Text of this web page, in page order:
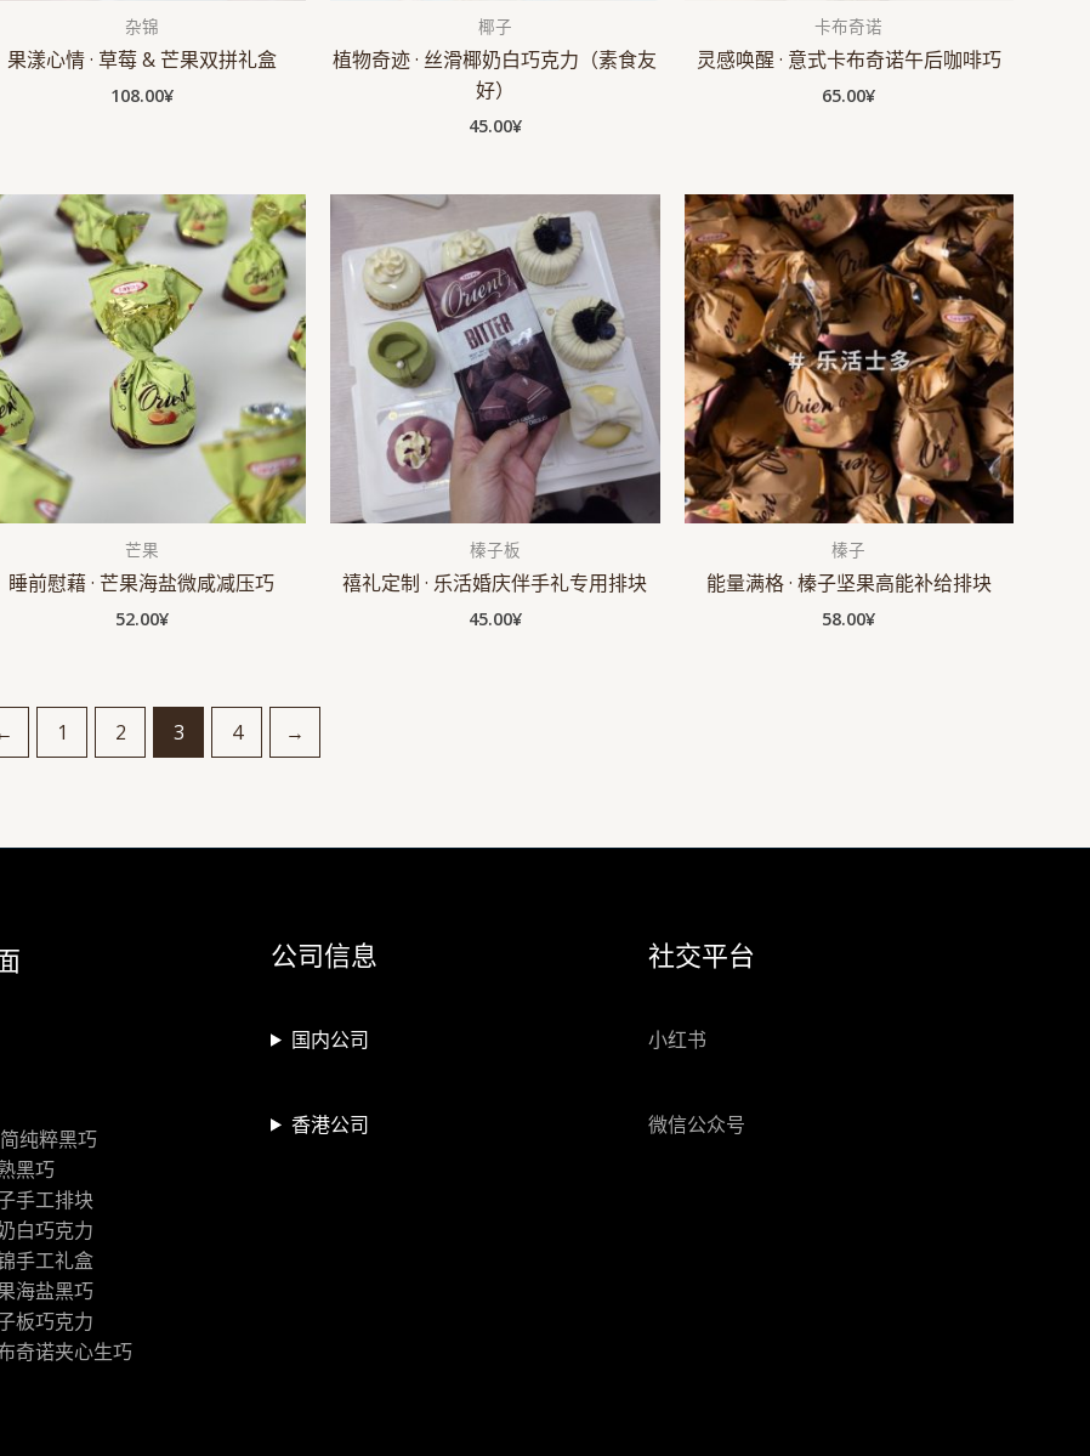
杂锦
果漾心情 · 草莓 & 芒果双拼礼盒
108.00¥
椰子
植物奇迹 · 丝滑椰奶白巧克力（素食友
好）
45.00¥
卡布奇诺
灵感唤醒 · 意式卡布奇诺午后咖啡巧
65.00¥
芒果
睡前慰藉 · 芒果海盐微咸减压巧
52.00¥
榛子板
禧礼定制 · 乐活婚庆伴手礼专用排块
45.00¥
榛子
能量满格 · 榛子坚果高能补给排块
58.00¥
1 2 3 4 →
纯粹黑巧
黑巧
手工排块
白巧克力
手工礼盒
海盐黑巧
板巧克力
奇诺夹心生巧
公司信息
国内公司
香港公司
社交平台
小红书
微信公众号